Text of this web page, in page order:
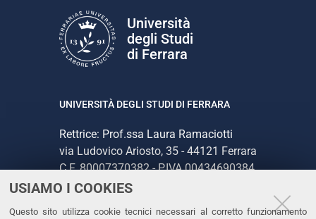
USIAMO I COOKIES
Questo sito utilizza cookie tecnici necessari al corretto funzionamento
Università
degli Studi
di Ferrara
UNIVERSITÀ DEGLI STUDI DI FERRARA
Rettrice: Prof.ssa Laura Ramaciotti
via Ludovico Ariosto, 35 - 44121 Ferrara
C.F. 80007370382 - P.IVA 00434690384
CONTATTI